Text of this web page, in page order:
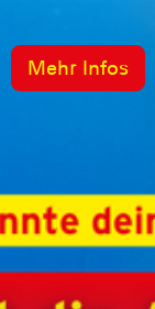
Mehr Infos